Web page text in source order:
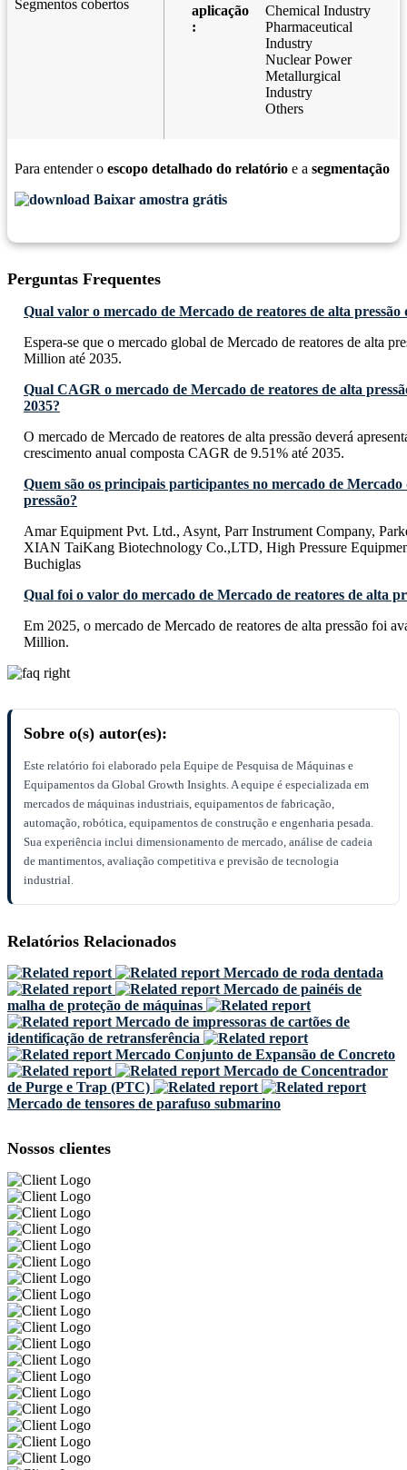
Segmentos cobertos
aplicação
:
Chemical Industry
Pharmaceutical
Industry
Nuclear Power
Metallurgical
Industry
Others
Para entender o escopo detalhado do relatório e a segmentação
Baixar amostra grátis
Perguntas Frequentes
Qual valor o mercado de Mercado de reatores de alta pressão
Espera-se que o mercado global de Mercado de reatores de alta
Million até 2035.
Qual CAGR o mercado de Mercado de reatores de alta
2035?
O mercado de Mercado de reatores de alta pressão deverá
crescimento anual composta CAGR de 9.51% até 2035.
Quem são os principais participantes no mercado de Mercado
pressão?
Amar Equipment Pvt. Ltd., Asynt, Parr Instrument Company,
XIAN TaiKang Biotechnology Co.,LTD, High Pressure
Buchiglas
Qual foi o valor do mercado de Mercado de reatores de alta
Em 2025, o mercado de Mercado de reatores de alta pressão foi
Million.
Sobre o(s) autor(es):
Este relatório foi elaborado pela Equipe de Pesquisa de Máquinas e
Equipamentos da Global Growth Insights. A equipe é especializada em
mercados de máquinas industriais, equipamentos de fabricação,
automação, robótica, equipamentos de construção e engenharia pesada.
Sua experiência inclui dimensionamento de mercado, análise de cadeia
de mantimentos, avaliação competitiva e previsão de tecnologia
industrial.
Relatórios Relacionados
Mercado de roda dentada
Mercado de painéis de
malha de proteção de máquinas
Mercado de impressoras de cartões de
identificação de retransferência
Mercado Conjunto de Expansão de Concreto
Mercado de Concentrador
de Purge e Trap (PTC)
Mercado de tensores de parafuso submarino
Nossos clientes